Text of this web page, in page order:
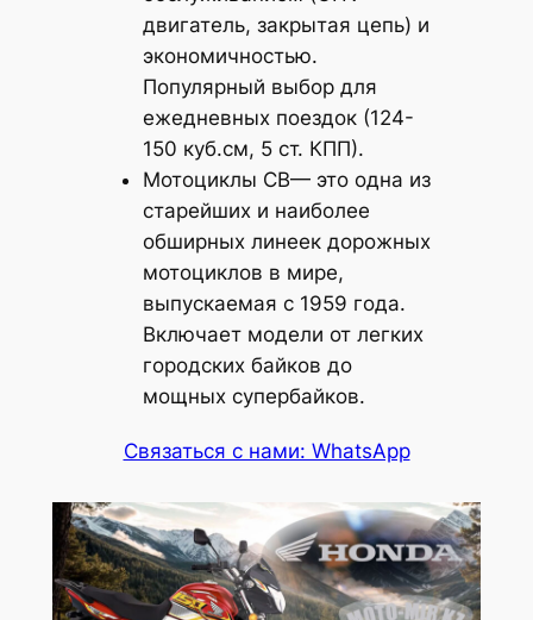
двигатель, закрытая цепь) и
экономичностью.
Популярный выбор для
ежедневных поездок (124-
150 куб.см, 5 ст. КПП).
Мотоциклы CB— это одна из
старейших и наиболее
обширных линеек дорожных
мотоциклов в мире,
выпускаемая с 1959 года.
Включает модели от легких
городских байков до
мощных супербайков.
Связаться с нами: WhatsApp